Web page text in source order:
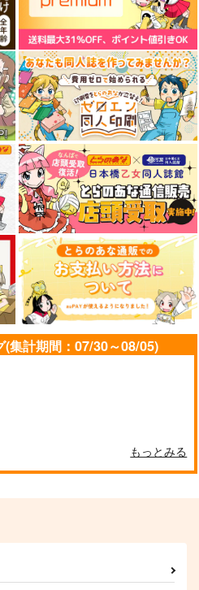
アートワーク
Grand Order
（税込）
Order
ジェームズ・モリアーティ
ンプル
カート
の間違った使
場を駆ける回
税込）
ンプル
品詳細
(集計期間：07/30～08/05)
もっとみる